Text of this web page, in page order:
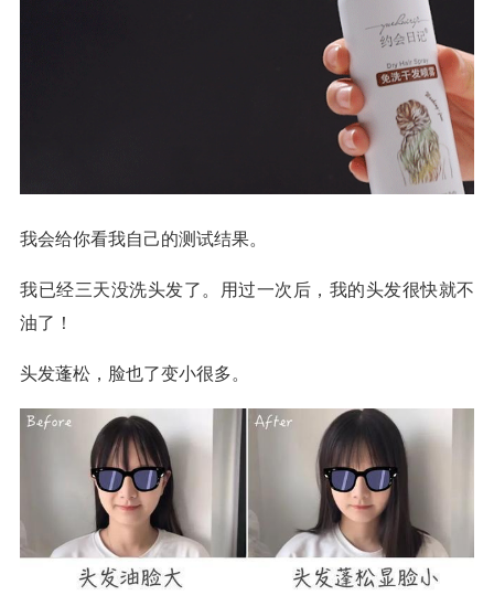
我会给你看我自己的测试结果。
我已经三天没洗头发了。用过一次后，我的头发很快就不
油了！
头发蓬松，脸也了变小很多。